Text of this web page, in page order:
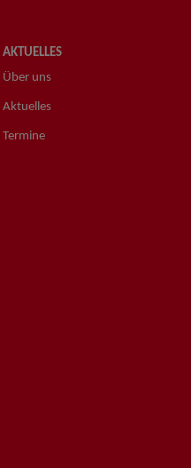
AKTUELLES
Über uns
Aktuelles
Termine